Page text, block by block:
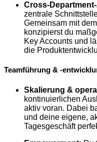
Cross-
zentrale
Gemeinsam mit
konzipierst du
Key Accounts und
die
Teamführung & -
Skalierung &
kontinuierlichen
aktiv voran. Dabei
und deine eigene,
Tagesgeschäft